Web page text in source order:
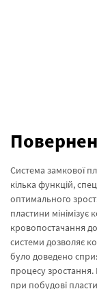
Система замкової
кілька функцій,
оптимального
пластини мінімізує
кровопостачання
системи дозволяє
було доведено
процесу зростання.
при побудові